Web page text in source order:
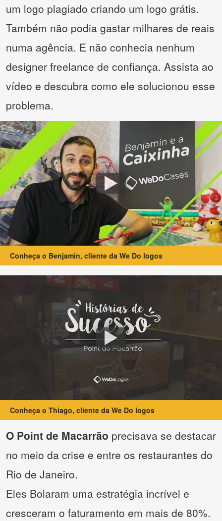
um logo plagiado criando um logo grátis.
Também não podia gastar milhares de reais
numa agência. E não conhecia nenhum
designer freelance de confiança. Assista ao
vídeo e descubra como ele solucionou esse
problema.
Conheça o Benjamin, cliente da We Do logos
Conheça o Thiago, cliente da We Do logos
O Point de Macarrão precisava se destacar
no meio da crise e entre os restaurantes do
Rio de Janeiro.
Eles Bolaram uma estratégia incrível e
cresceram o faturamento em mais de 80%.